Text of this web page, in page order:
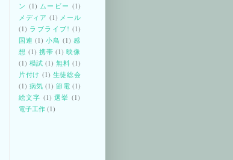
ン (1) ムービー (1)
メディア (1) メール
(1) ラブライブ! (1)
国連 (1) 小鳥 (1) 感
想 (1) 携帯 (1) 映像
(1) 模試 (1) 無料 (1)
片付け (1) 生徒総会
(1) 病気 (1) 節電 (1)
絵文字 (1) 選挙 (1)
電子工作 (1)